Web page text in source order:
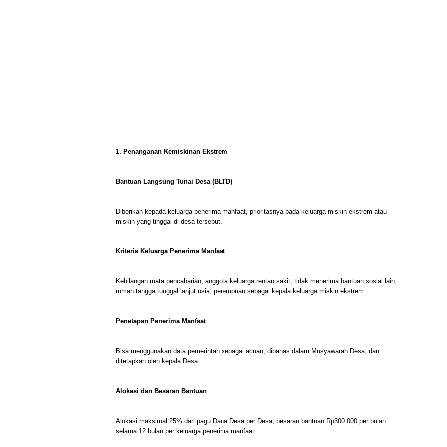
1. Penanganan Kemiskinan Ekstrem
Bantuan Langsung Tunai Desa (BLTD)
Diberikan kepada keluarga penerima manfaat, prioritasnya pada keluarga miskin ekstrem atau
miskin yang tinggal di desa tersebut.
Kriteria Keluarga Penerima Manfaat
Kehilangan mata pencaharian, anggota keluarga rentan sakit, tidak menerima bantuan sosial lain,
rumah tangga tunggal lanjut usia, perempuan sebagai kepala keluarga miskin ekstrem.
Penetapan Penerima Manfaat
Bisa menggunakan data pemerintah sebagai acuan, dibahas dalam Musyawarah Desa, dan
ditetapkan oleh kepala Desa.
Alokasi dan Besaran Bantuan
Alokasi maksimal 25% dari pagu Dana Desa per Desa, besaran bantuan Rp300.000 per bulan
selama 12 bulan per keluarga penerima manfaat.